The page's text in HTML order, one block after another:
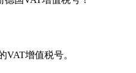
增值税号。